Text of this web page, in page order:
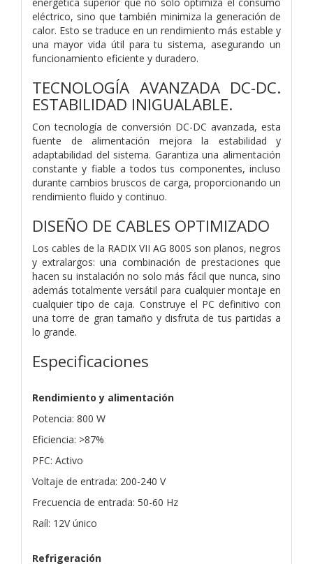
eléctrico, sino que también minimiza la generación de
calor. Esto se traduce en un rendimiento más estable y
una mayor vida útil para tu sistema, asegurando un
funcionamiento eficiente y duradero.
TECNOLOGÍA AVANZADA DC-DC.
ESTABILIDAD INIGUALABLE.
Con tecnología de conversión DC-DC avanzada, esta
fuente de alimentación mejora la estabilidad y
adaptabilidad del sistema. Garantiza una alimentación
constante y fiable a todos tus componentes, incluso
durante cambios bruscos de carga, proporcionando un
rendimiento fluido y continuo.
DISEÑO DE CABLES OPTIMIZADO
Los cables de la RADIX VII AG 800S son planos, negros
y extralargos: una combinación de prestaciones que
hacen su instalación no solo más fácil que nunca, sino
además totalmente versátil para cualquier montaje en
cualquier tipo de caja. Construye el PC definitivo con
una torre de gran tamaño y disfruta de tus partidas a
lo grande.
Especificaciones
Rendimiento y alimentación
Potencia: 800 W
Eficiencia: >87%
PFC: Activo
Voltaje de entrada: 200-240 V
Frecuencia de entrada: 50-60 Hz
Raíl: 12V único
Refrigeración